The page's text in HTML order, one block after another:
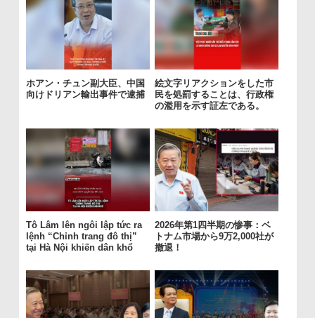
ホアン・チュン副大臣、中国
向けドリアン輸出事件で逮捕
絵文字リアクションをした市
民を処罰することは、行政権
の濫用を示す証左である。
Tô Lâm lên ngôi lập tức ra
lệnh “Chỉnh trang đô thị”
tại Hà Nội khiến dân khổ
2026年第1四半期の惨事：ベ
トナム市場から9万2,000社が
撤退！